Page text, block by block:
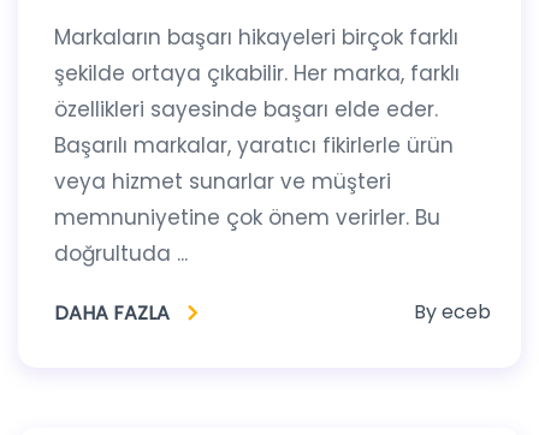
Markaların başarı hikayeleri birçok farklı
şekilde ortaya çıkabilir. Her marka, farklı
özellikleri sayesinde başarı elde eder.
Başarılı markalar, yaratıcı fikirlerle ürün
veya hizmet sunarlar ve müşteri
memnuniyetine çok önem verirler. Bu
doğrultuda ...
DAHA FAZLA Byeceb